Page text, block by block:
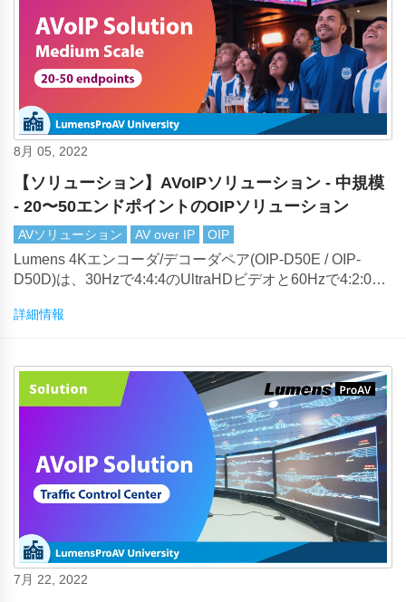
8月 05, 2022
【ソリューション】AVoIPソリューション - 中規模
- 20〜50エンドポイントのOIPソリューション
AVソリューション AV over IP OIP
Lumens 4Kエンコーダ/デコーダペア(OIP-D50E / OIP-
D50D)は、30Hzで4:4:4のUltraHDビデオと60Hzで4:2:0の
準の1ギガビットイーサネットネットワーク上で送信でき
詳細情報
7月 22, 2022